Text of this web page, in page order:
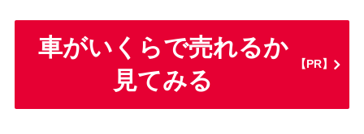
車がいくらで売れるか
見てみる
【PR】